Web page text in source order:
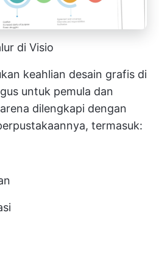
di Visio
keahlian desain grafis di
untuk pemula dan
dilengkapi dengan
termasuk: